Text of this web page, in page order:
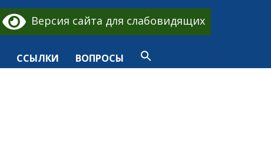
Версия сайта для слабовидящих
ССЫЛКИ ВОПРОСЫ